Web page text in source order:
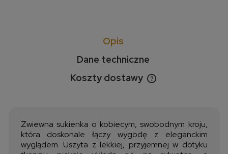
Opis
Dane techniczne
Koszty dostawy
Cena nie zawiera ewentualnych kosztów płatności
Zwiewna sukienka o kobiecym, swobodnym kroju,
która doskonale łączy wygodę z eleganckim
wyglądem. Uszyta z lekkiej, przyjemnej w dotyku